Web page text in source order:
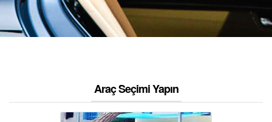
HAKKIMIZDA
KIRALAMA KOŞULLARI
İLETİŞİM
Araç Seçimi Yapın